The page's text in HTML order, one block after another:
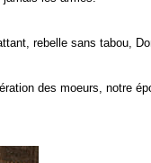
rebelle sans tabou,
des moeurs, notre